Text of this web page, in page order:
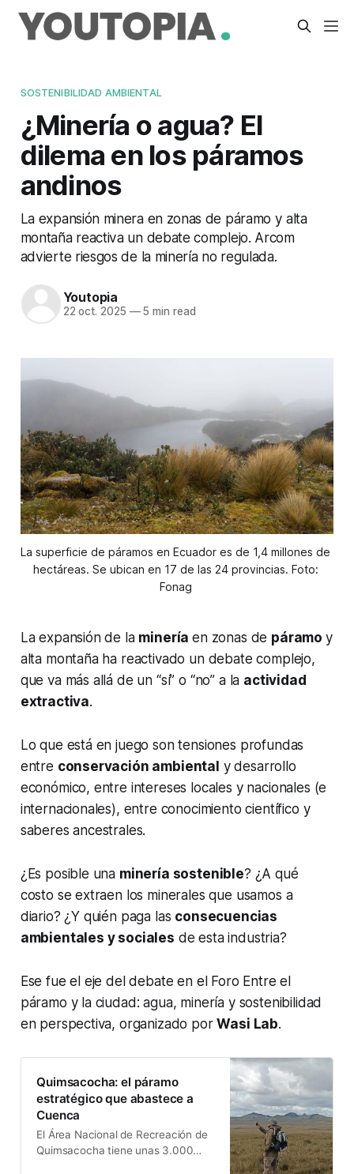
SOSTENIBILIDAD AMBIENTAL
¿Minería o agua? El
dilema en los páramos
andinos
La expansión minera en zonas de páramo y alta
montaña reactiva un debate complejo. Arcom
advierte riesgos de la minería no regulada.
Youtopia
22 oct. 2025 —5 min read
La superficie de páramos en Ecuador es de 1,4 millones de
hectáreas. Se ubican en 17 de las 24 provincias. Foto:
Fonag
La expansión de la mineríaen zonas de páramo y
alta montaña ha reactivado un debate complejo,
que va más allá de un “sí” o “no” a la actividad
extractiva.
Lo que está en juego son tensiones profundas
entre conservación ambiental y desarrollo
económico, entre intereses locales y nacionales (e
internacionales), entre conocimiento científico y
saberes ancestrales.
¿Es posible una minería sostenible? ¿A qué
costo se extraen los minerales que usamos a
diario? ¿Y quién paga las consecuencias
ambientales y sociales de esta industria?
Ese fue el eje del debate en el Foro Entre el
páramo y la ciudad: agua, minería y sostenibilidad
en perspectiva, organizado porWasi Lab.
Quimsacocha: el páramo
estratégico que abastece a
Cuenca
El Área Nacional de Recreación de
Quimsacocha tiene unas 3.000